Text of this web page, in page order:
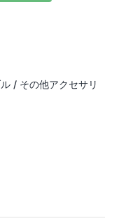
/ その他アクセサリ